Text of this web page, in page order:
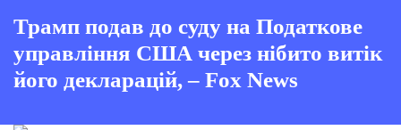
Трамп подав до суду на Податкове
управління США через нібито витік
його декларацій, – Fox News